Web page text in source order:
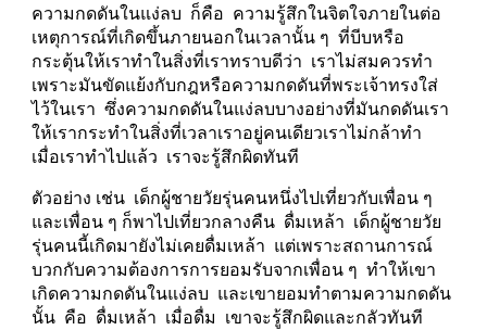
ความกดดันในแง่ลบ  ก็คือ  ความรู้สึกในจิตใจภายในต่อ
เหตุการณ์ที่เกิดขึ้นภายนอกในเวลานั้น ๆ  ที่บีบหรือ
กระตุ้นให้เราทำในสิ่งที่เราทราบดีว่า  เราไม่สมควรทำ
เพราะมันขัดแย้งกับกฎหรือความกดดันที่พระเจ้าทรงใส่
ไว้ในเรา  ซึ่งความกดดันในแง่ลบบางอย่างที่มันกดดันเรา
ให้เรากระทำในสิ่งที่เวลาเราอยู่คนเดียวเราไม่กล้าทำ
เมื่อเราทำไปแล้ว  เราจะรู้สึกผิดทันที
ตัวอย่าง เช่น  เด็กผู้ชายวัยรุ่นคนหนึ่งไปเที่ยวกับเพื่อน ๆ
และเพื่อน ๆ ก็พาไปเที่ยวกลางคืน  ดื่มเหล้า  เด็กผู้ชายวัย
รุ่นคนนี้เกิดมายังไม่เคยดื่มเหล้า  แต่เพราะสถานการณ์
บวกกับความต้องการการยอมรับจากเพื่อน ๆ  ทำให้เขา
เกิดความกดดันในแง่ลบ  และเขายอมทำตามความกดดัน
นั้น  คือ  ดื่มเหล้า  เมื่อดื่ม  เขาจะรู้สึกผิดและกลัวทันที